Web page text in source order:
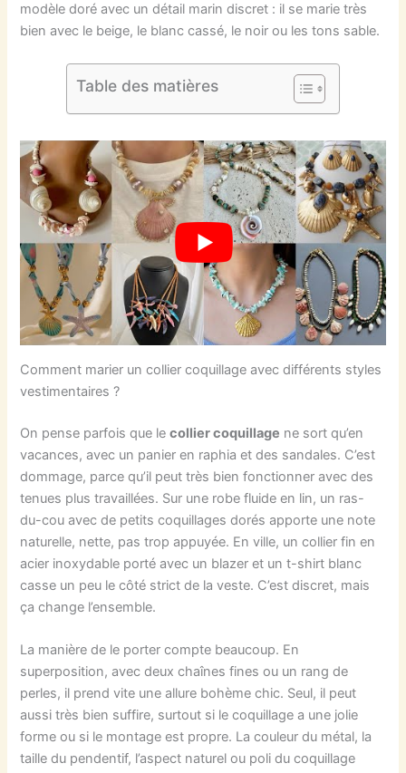
modèle doré avec un détail marin discret : il se marie très
bien avec le beige, le blanc cassé, le noir ou les tons sable.
Table des matières
Comment marier un collier coquillage avec différents styles
vestimentaires ?
On pense parfois que lecollier coquillage ne sort qu’en
vacances, avec un panier en raphia et des sandales. C’est
dommage, parce qu’il peut très bien fonctionner avec des
tenues plus travaillées. Sur une robe fluide en lin, un ras-
du-cou avec de petits coquillages dorés apporte une note
naturelle, nette, pas trop appuyée. En ville, un collier fin en
acier inoxydable porté avec un blazer et un t-shirt blanc
casse un peu le côté strict de la veste. C’est discret, mais
ça change l’ensemble.
La manière de le porter compte beaucoup. En
superposition, avec deux chaînes fines ou un rang de
perles, il prend vite une allure bohème chic. Seul, il peut
aussi très bien suffire, surtout si le coquillage a une jolie
forme ou si le montage est propre. La couleur du métal, la
taille du pendentif, l’aspect naturel ou poli du coquillage